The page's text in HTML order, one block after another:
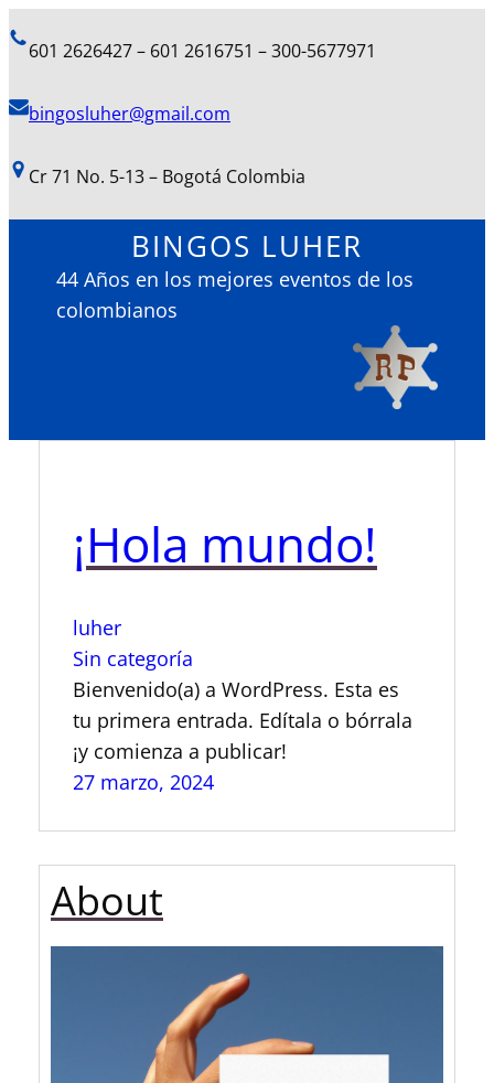
601 2626427 – 601 2616751 – 300-5677971
bingosluher@gmail.com
Cr 71 No. 5-13 – Bogotá Colombia
BINGOS LUHER
44 Años en los mejores eventos de los
colombianos
¡Hola mundo!
luher
Sin categoría
Bienvenido(a) a WordPress. Esta es
tu primera entrada. Edítala o bórrala
¡y comienza a publicar!
27 marzo, 2024
About